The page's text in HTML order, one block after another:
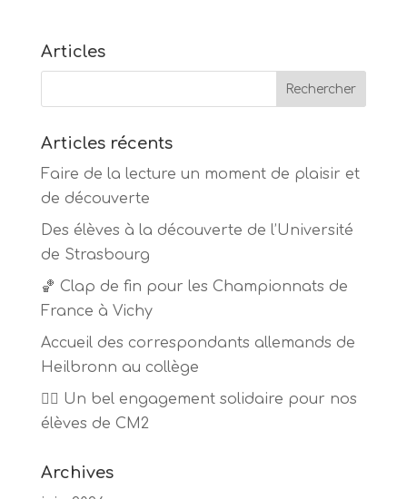
Articles
Articles récents
Faire de la lecture un moment de plaisir et
de découverte
Des élèves à la découverte de l’Université
de Strasbourg
🏀 Clap de fin pour les Championnats de
France à Vichy
Accueil des correspondants allemands de
Heilbronn au collège
🏃‍♂️ Un bel engagement solidaire pour nos
élèves de CM2
Archives